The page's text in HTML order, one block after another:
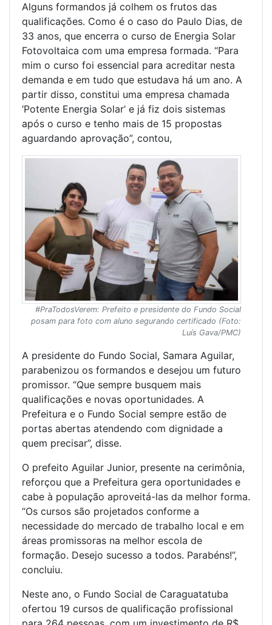
Alguns formandos já colhem os frutos das
qualificações. Como é o caso do Paulo Dias, de
33 anos, que encerra o curso de Energia Solar
Fotovoltaica com uma empresa formada. “Para
mim o curso foi essencial para acreditar nesta
demanda e em tudo que estudava há um ano. A
partir disso, constitui uma empresa chamada
‘Potente Energia Solar’ e já fiz dois sistemas
após o curso e tenho mais de 15 propostas
aguardando aprovação”, contou,
#PraTodosVerem: Prefeito e presidente do Fundo Social
posam para foto com aluno segurando certificado (Foto:
Luís Gava/PMC)
A presidente do Fundo Social, Samara Aguilar,
parabenizou os formandos e desejou um futuro
promissor. “Que sempre busquem mais
qualificações e novas oportunidades. A
Prefeitura e o Fundo Social sempre estão de
portas abertas atendendo com dignidade a
quem precisar”, disse.
O prefeito Aguilar Junior, presente na cerimônia,
reforçou que a Prefeitura gera oportunidades e
cabe à população aproveitá-las da melhor forma.
“Os cursos são projetados conforme a
necessidade do mercado de trabalho local e em
áreas promissoras na melhor escola de
formação. Desejo sucesso a todos. Parabéns!”,
concluiu.
Neste ano, o Fundo Social de Caraguatatuba
ofertou 19 cursos de qualificação profissional